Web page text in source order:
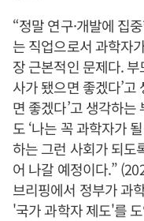
“정말 연구·개발에 집
는 직업으로서 과학자
장 근본적인 문제다.
사가 됐으면 좋겠다’고
면 좋겠다’고 생각하
도 ‘나는 꼭 과학자가
하는 그런 사회가 되도
어 나갈 예정이다.”
브리핑에서 정부가 과
'국가 과학자 제도'를